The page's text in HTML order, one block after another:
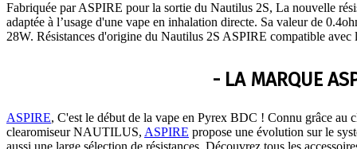
Fabriquée par ASPIRE pour la sortie du Nautilus 2S, La nouvelle
adaptée à l’usage d'une vape en inhalation directe. Sa valeur de
28W. Résistances d'origine du Nautilus 2S ASPIRE compatible
- LA MARQUE
ASPIRE, C'est le début de la vape en Pyrex BDC ! Connu grâce au
clearomiseur NAUTILUS, ASPIRE propose une évolution sur le
aussi une large sélection de résistances. Découvrez tous les